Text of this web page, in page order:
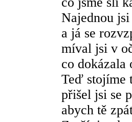
Najednou jsi
a já se
míval jsi v
co dokázala
Teď stojíme
přišel jsi se
abych tě